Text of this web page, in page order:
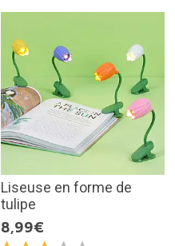
Liseuse en forme de
tulipe
8,99€